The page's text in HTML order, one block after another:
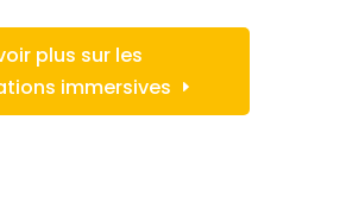
plus sur les
immersives